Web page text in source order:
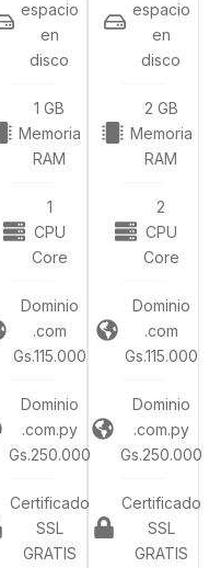
espacio
en
disco
1 GB
Memoria
RAM
1
CPU
Core
Dominio
.com
Gs.115.000
Dominio
.com.py
Gs.250.000
Certificado
SSL
GRATIS
espacio
en
disco
2 GB
Memoria
RAM
2
CPU
Core
Dominio
.com
Gs.115.000
Dominio
.com.py
Gs.250.000
Certificado
SSL
GRATIS